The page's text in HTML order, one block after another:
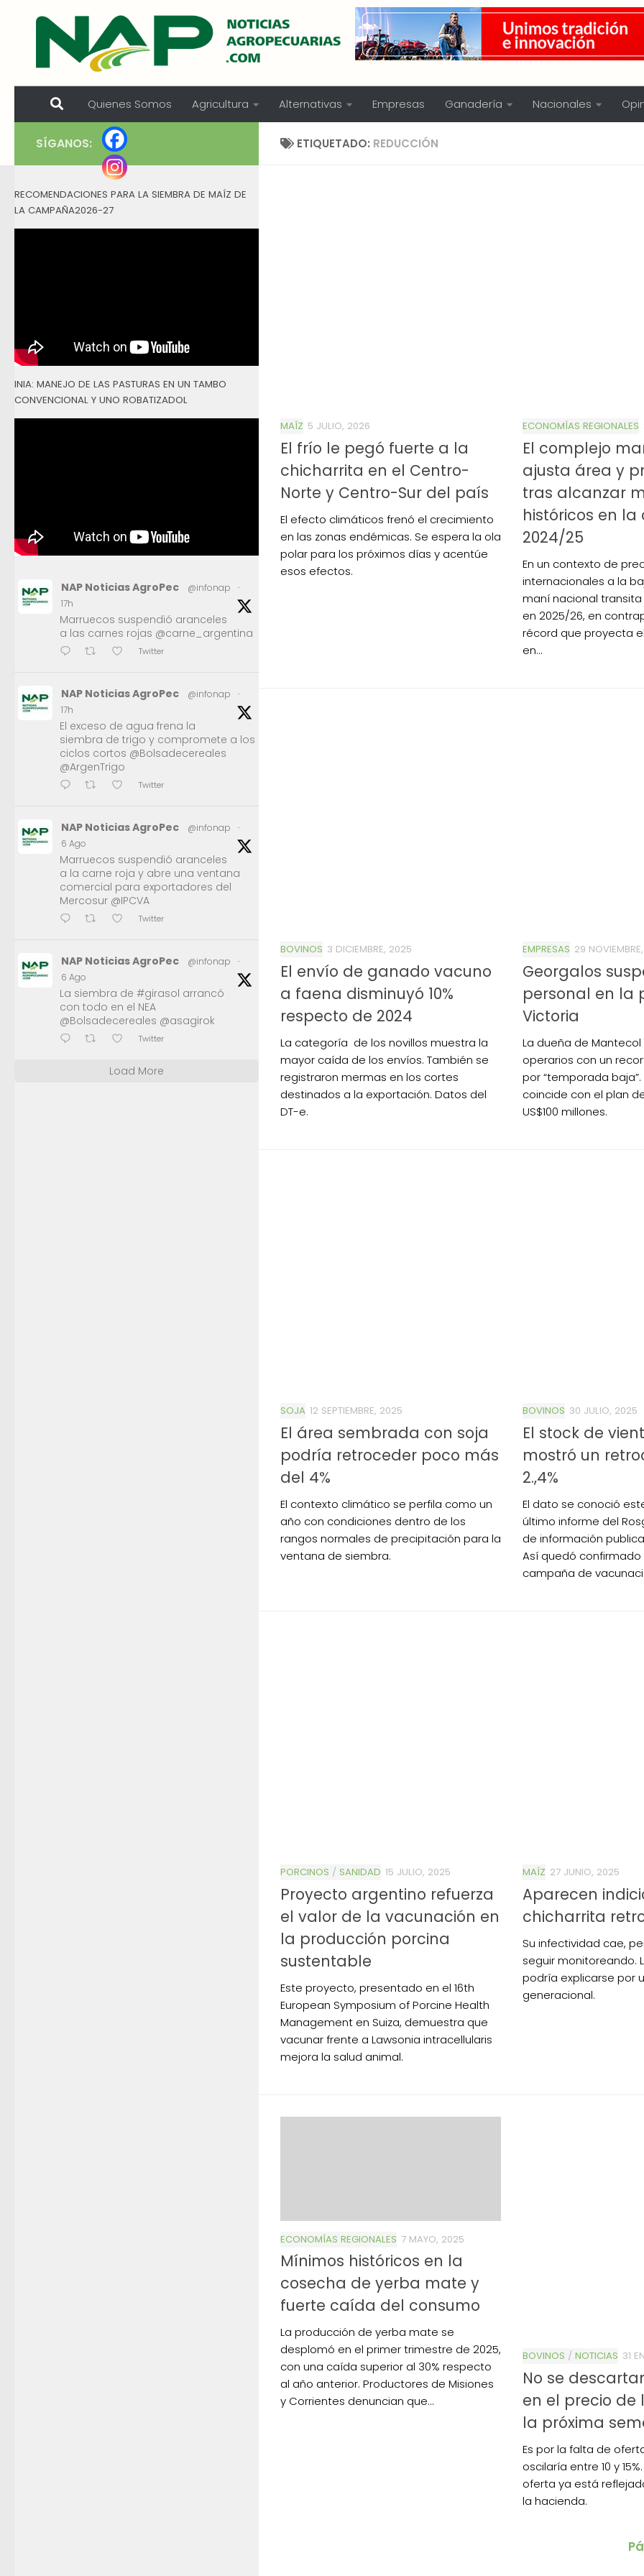
Skip to content
Quienes Somos Agricultura Alternativas Empresas Ganadería Nacionales
ETIQUETADO: REDUCCIÓN
MAÍZ 5 JULIO, 2026
El frío le pegó fuerte a la
chicharrita en el Centro-
Norte y Centro-Sur del país
El efecto climáticos frenó el crecimiento
en las zonas endémicas. Se espera la ola
polar para los próximos días y acentúe
esos efectos.
ECONOMÍAS REGIONALES
El complejo
ajusta área y
tras alcanzar
históricos en
2024/25
En un contexto de
internacionales a la
maní nacional
en 2025/26, en
récord que proyecta
en...
BOVINOS 3 DICIEMBRE, 2025
El envío de ganado vacuno
a faena disminuyó 10%
respecto de 2024
La categoría de los novillos muestra la
mayor caída de los envíos. También se
registraron mermas en los cortes
destinados a la exportación. Datos del
DT-e.
EMPRESAS 29
Georgalos
personal en la
Victoria
La dueña de
operarios con un
por “temporada
coincide con el plan
US$100 millones.
SOJA 12 SEPTIEMBRE, 2025
El área sembrada con soja
podría retroceder poco más
del 4%
El contexto climático se perfila como un
año con condiciones dentro de los
rangos normales de precipitación para la
ventana de siembra.
BOVINOS 30 JULIO, 2025
El stock de
mostró un
2.,4%
El dato se conoció
último informe del
de información
Así quedó
campaña de
PORCINOS / SANIDAD 15 JULIO, 2025
Proyecto argentino refuerza
el valor de la vacunación en
la producción porcina
sustentable
Este proyecto, presentado en el 16th
European Symposium of Porcine Health
Management en Suiza, demuestra que
vacunar frente a Lawsonia intracellularis
mejora la salud animal.
MAÍZ 27 JUNIO, 2025
Aparecen
chicharrita
Su infectividad cae,
seguir monitoreando.
podría explicarse por
generacional.
ECONOMÍAS REGIONALES 7 MAYO, 2025
Mínimos históricos en la
cosecha de yerba mate y
fuerte caída del consumo
La producción de yerba mate se
desplomó en el primer trimestre de 2025,
con una caída superior al 30% respecto
al año anterior. Productores de Misiones
y Corrientes denuncian que...
BOVINOS / NOTICIAS 31
No se
en el precio de
la próxima
Es por la falta de
oscilaría entre 10 y
oferta ya está
la hacienda.
SÍGANOS:
RECOMENDACIONES PARA LA SIEMBRA DE MAÍZ DE
LA CAMPAÑA2026-27
INIA: MANEJO DE LAS PASTURAS EN UN TAMBO
CONVENCIONAL Y UNO ROBATIZADOL
NAP Noticias AgroPec @infonap
·
17h
Marruecos suspendió aranceles
a las carnes rojas @carne_argentina
Twitter
NAP Noticias AgroPec @infonap
·
17h
El exceso de agua frena la
siembra de trigo y compromete a los
ciclos cortos @Bolsadecereales
@ArgenTrigo
Twitter
NAP Noticias AgroPec @infonap
·
6 Ago
Marruecos suspendió aranceles
a la carne roja y abre una ventana
comercial para exportadores del
Mercosur @IPCVA
Twitter
NAP Noticias AgroPec @infonap
·
6 Ago
La siembra de #girasol arrancó
con todo en el NEA
@Bolsadecereales @asagirok
Twitter
Load More